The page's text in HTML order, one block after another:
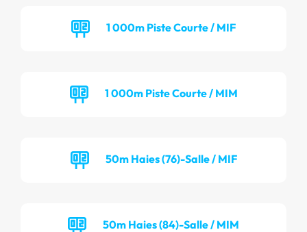
1 000m Piste Courte / MIF
1 000m Piste Courte / MIM
50m Haies (76)-Salle / MIF
50m Haies (84)-Salle / MIM